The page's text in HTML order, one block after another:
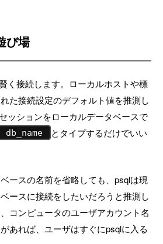
び場
く接続します。ローカルホストや標
た接続設定のデフォルト値を推測し
ッションをローカルデータベースで
とタイプするだけでいい
ースの名前を省略しても、psqlは現
ースに接続をしたいだろうと推測し
コンピュータのユーザアカウント名
あれば、ユーザはすぐにpsqlに入る